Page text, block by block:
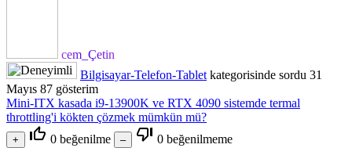
cem_Çetin
Bilgisayar-Telefon-Tablet kategorisinde sordu 31
Mayıs 87 gösterim
Mini-ITX kasada i9-13900K ve RTX 4090 sistemde termal
throttling'i kökten çözmek mümkün mü?
thumb_up_off_alt 0 beğenilme thumb_down_off_alt 0 beğenilmeme